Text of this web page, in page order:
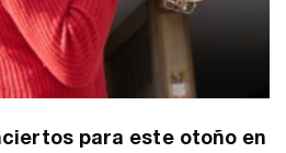
para este otoño en